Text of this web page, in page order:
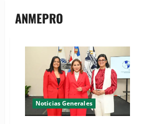
ANMEPRO
Noticias Generales